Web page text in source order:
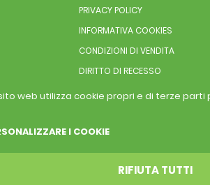
PRIVACY POLICY
INFORMATIVA COOKIES
CONDIZIONI DI VENDITA
DIRITTO DI RECESSO
web utilizza cookie propri e di terze
I COOKIE
RIFIUTA TUTTI